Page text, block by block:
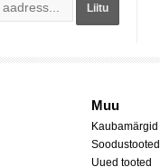
Liitu
Muu
Kaubamärgid
Soodustooted
Uued tooted